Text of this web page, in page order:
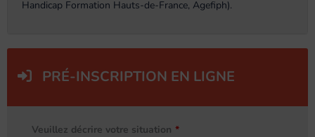
Handicap Formation Hauts-de-France, Agefiph).
PRÉ-INSCRIPTION EN LIGNE
Veuillez décrire votre situation